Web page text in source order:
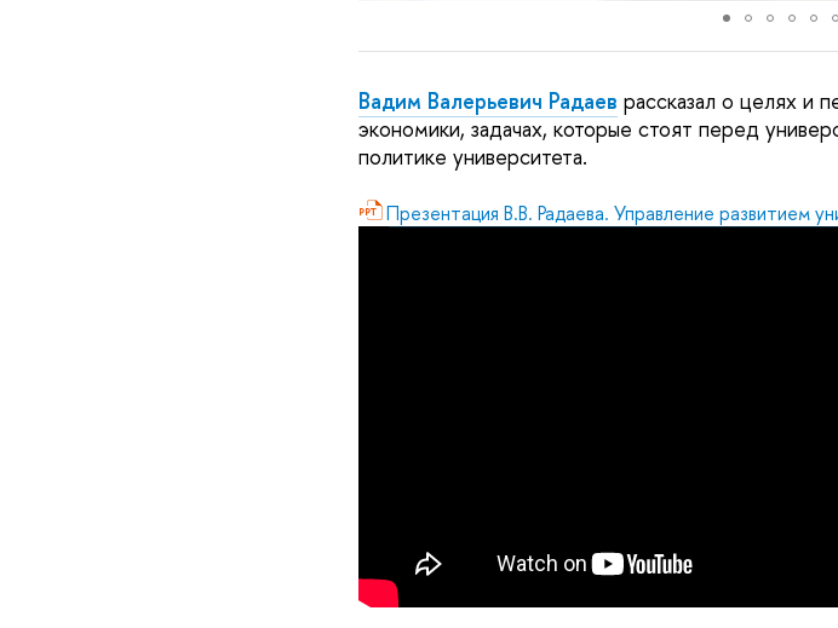
Вадим Валерьевич Радаев рассказал о целях и
экономики, задачах, которые стоят перед
политике университета.
Презентация В.В. Радаева. Управление развитием